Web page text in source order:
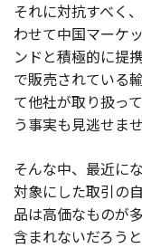
それに対抗すべく
わせて中国マーケ
ンドと積極的に提
で販売されている
て他社が取り扱っ
う事実も見逃せませ
そんな中、最近に
対象にした取引の
品は高価なものが
含まれないだろう